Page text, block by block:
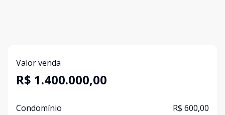
Valor venda
R$ 1.400.000,00
Condomínio R$ 600,00